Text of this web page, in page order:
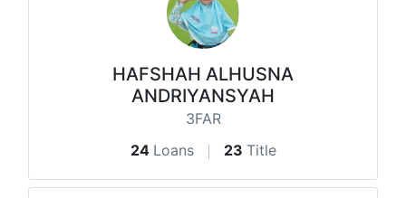
HAFSHAH ALHUSNA
ANDRIYANSYAH
3FAR
24 Loans 23 Title